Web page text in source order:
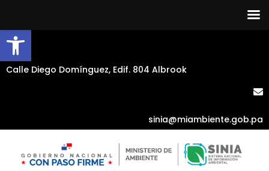
Abrir barra de herramientas
Calle Diego Domínguez, Edif. 804 Albrook
sinia@miambiente.gob.pa